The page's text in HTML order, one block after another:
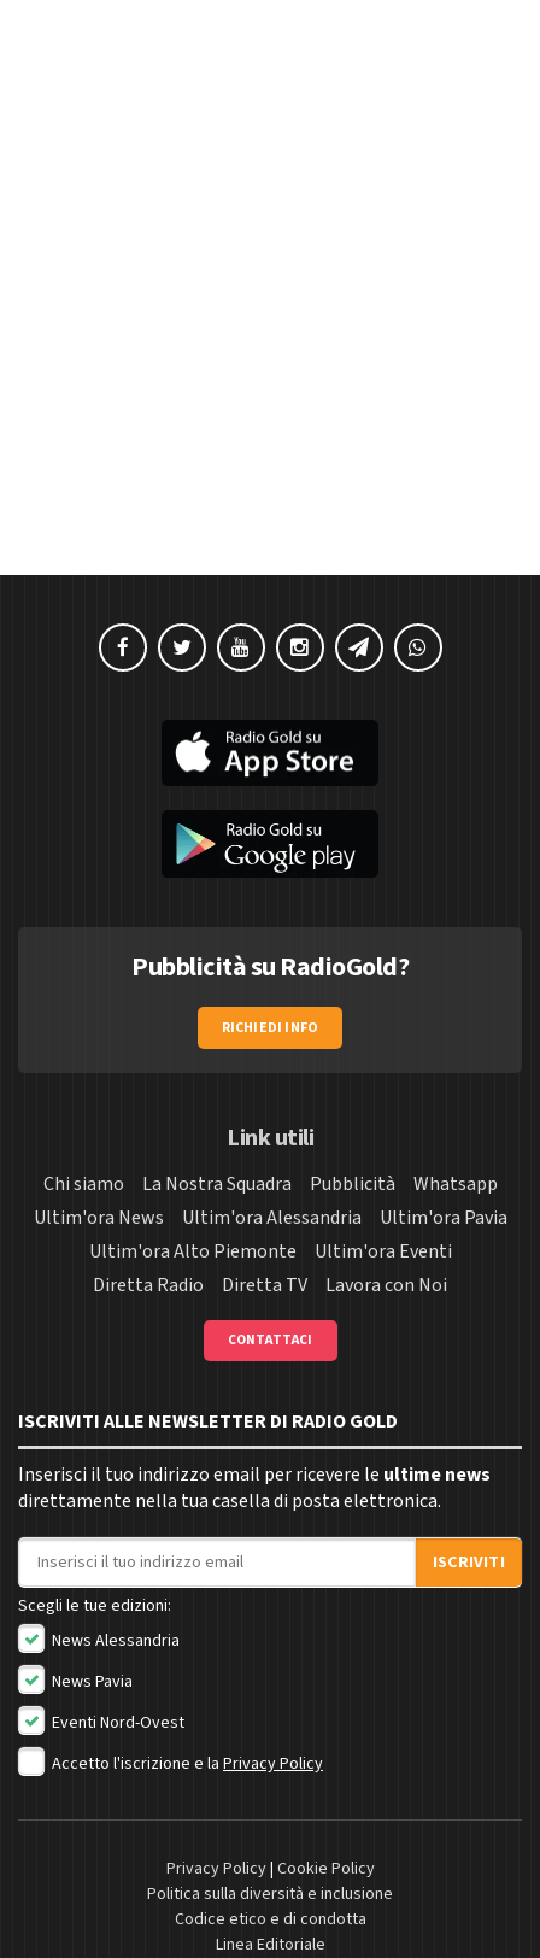
Pubblicità su RadioGold?
RICHIEDI INFO
Link utili
Chi siamo La Nostra Squadra Pubblicità
Whatsapp
Ultim'ora News
Ultim'ora Alessandria
Ultim'ora Pavia
Ultim'ora Alto Piemonte
Ultim'ora Eventi
Diretta Radio
Diretta TV Lavora con Noi
CONTATTACI
ISCRIVITI ALLE NEWSLETTER DI RADIO GOLD
Inserisci il tuo indirizzo email per ricevere le ultime news
direttamente nella tua casella di posta elettronica.
Indirizzo email
ISCRIVITI
Scegli le tue edizioni:
News Alessandria
News Pavia
Eventi Nord-Ovest
Accetto l'iscrizione e la Privacy Policy
Privacy Policy| Cookie Policy
Politica sulla diversità e inclusione
Codice etico e di condotta
Linea Editoriale